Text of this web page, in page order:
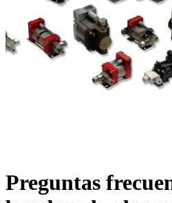
Preguntas